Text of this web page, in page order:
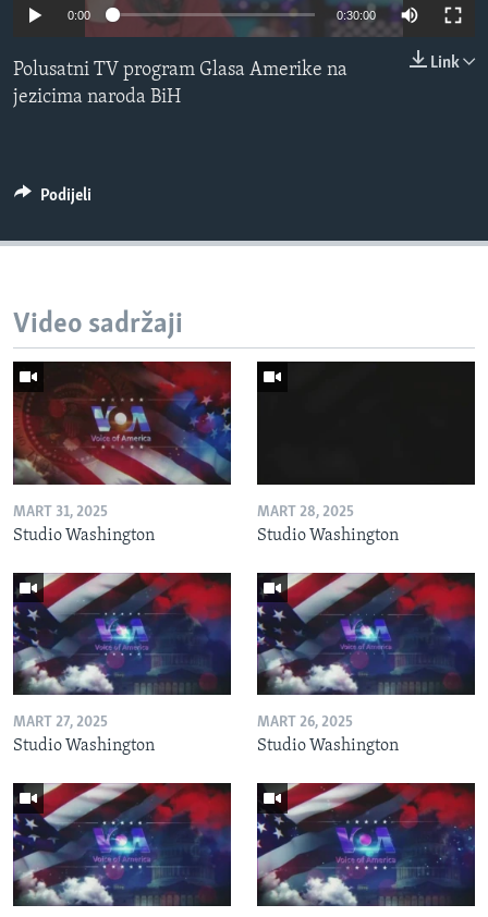
MAGAZIN
O GLASU AMERIKE
0:00 0:30:00
Link
Polusatni TV program Glasa Amerike na
jezicima naroda BiH
Podijeli
Video sadržaji
MART 31, 2025
Studio Washington
MART 28, 2025
Studio Washington
MART 27, 2025
Studio Washington
MART 26, 2025
Studio Washington